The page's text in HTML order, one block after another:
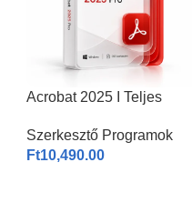
Acrobat 2025 I Teljes
Szerkesztő Programok
Ft10,490.00